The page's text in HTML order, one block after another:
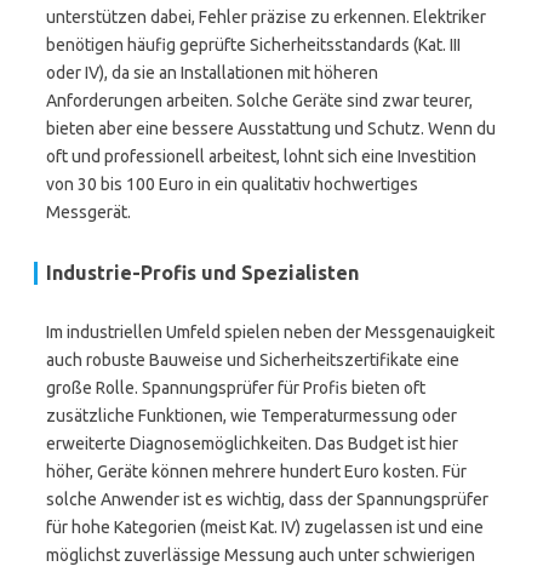
unterstützen dabei, Fehler präzise zu erkennen. Elektriker
benötigen häufig geprüfte Sicherheitsstandards (Kat. III
oder IV), da sie an Installationen mit höheren
Anforderungen arbeiten. Solche Geräte sind zwar teurer,
bieten aber eine bessere Ausstattung und Schutz. Wenn du
oft und professionell arbeitest, lohnt sich eine Investition
von 30 bis 100 Euro in ein qualitativ hochwertiges
Messgerät.
Industrie-Profis und Spezialisten
Im industriellen Umfeld spielen neben der Messgenauigkeit
auch robuste Bauweise und Sicherheitszertifikate eine
große Rolle. Spannungsprüfer für Profis bieten oft
zusätzliche Funktionen, wie Temperaturmessung oder
erweiterte Diagnosemöglichkeiten. Das Budget ist hier
höher, Geräte können mehrere hundert Euro kosten. Für
solche Anwender ist es wichtig, dass der Spannungsprüfer
für hohe Kategorien (meist Kat. IV) zugelassen ist und eine
möglichst zuverlässige Messung auch unter schwierigen